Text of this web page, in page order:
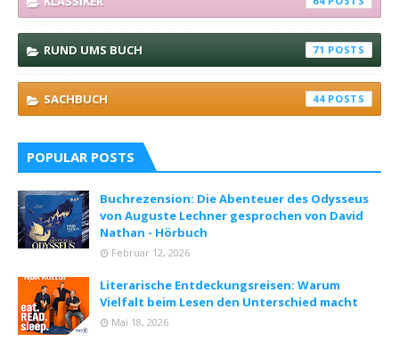
RUND UMS BUCH 71
SACHBUCH 44
POPULAR POSTS
Buchrezension: Die Abenteuer des Odysseus
von Auguste Lechner gesprochen von David
Nathan - Hörbuch
Februar 12, 2026
Literarische Entdeckungsreisen: Warum
Vielfalt beim Lesen den Unterschied macht
Mai 18, 2026